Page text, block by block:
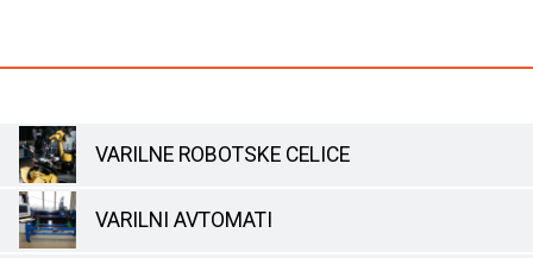
VARILNE ROBOTSKE CELICE
VARILNI AVTOMATI